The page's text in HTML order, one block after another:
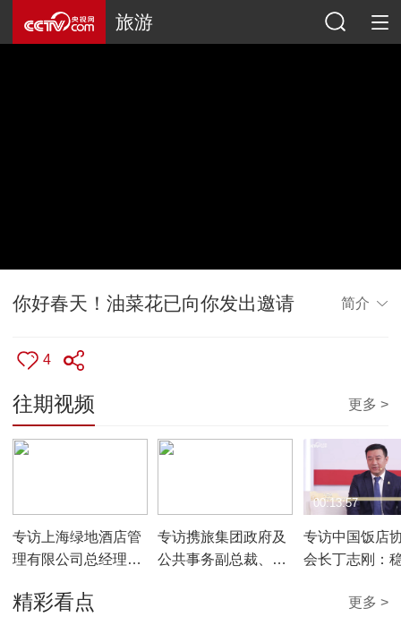
旅游
你好春天！油菜花已向你发出邀请 简介
4
往期视频 更多 >
专访上海绿地酒店管
理有限公司总经理助
新”重新定位行业品牌
专访携旅集团政府及
公共事务副总裁、文
专访中国饭店
会长丁志刚：
碳高质量发展
00:13:57
精彩看点 更多 >